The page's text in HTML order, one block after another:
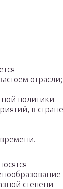
отрасли;
политики
в стране
степени